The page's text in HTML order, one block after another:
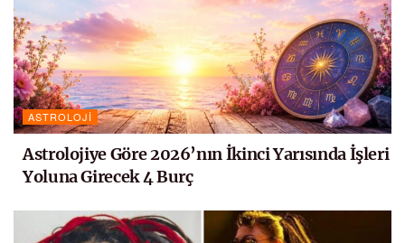
ASTROLOJI
Astrolojiye Göre 2026’nın İkinci Yarısında İşleri
Yoluna Girecek 4 Burç